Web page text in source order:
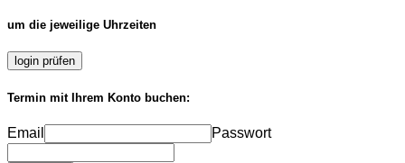
um die jeweilige Uhrzeiten
login prüfen
Termin mit Ihrem Konto buchen:
Email Passwort